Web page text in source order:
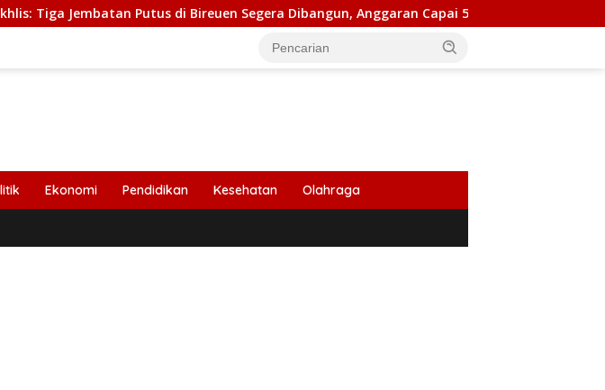
Putus di Bireuen Segera Dibangun, Anggaran Capai 500 M
Ekonomi Pendidikan Kesehatan Olahraga